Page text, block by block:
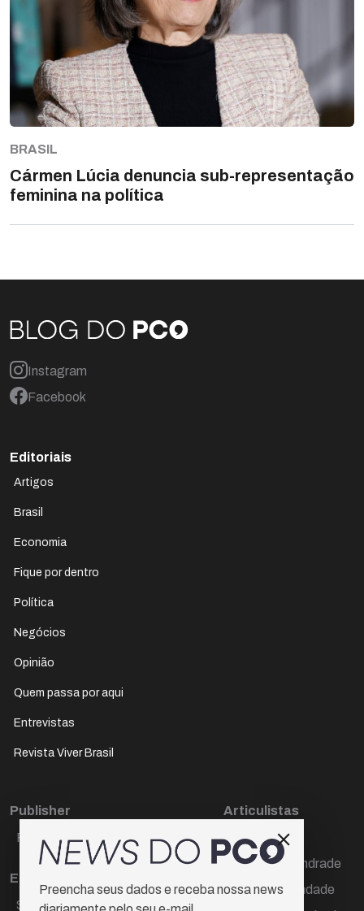
BRASIL
Cármen Lúcia denuncia sub-representação
feminina na política
Instagram
Facebook
Editoriais
Artigos
Brasil
Economia
Fique por dentro
Política
Negócios
Opinião
Quem passa por aqui
Entrevistas
Revista Viver Brasil
Publisher
Paulo Cesar de Oliveira
Editora Chefe
Sueli Cotta
Articulistas
Décio Freire
Dr Marcos Andrade
Hamilton Trindade
Preencha seus dados e receba nossa news